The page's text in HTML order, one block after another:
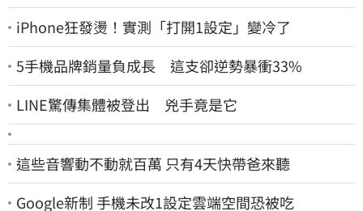
iPhone狂發燙！實測「打開1設定」變冷了
5手機品牌銷量負成長 這支卻逆勢暴衝33%
LINE驚傳集體被登出 兇手竟是它
這些音響動不動就百萬 只有4天快帶爸來聽
Google新制 手機未改1設定雲端空間恐被吃